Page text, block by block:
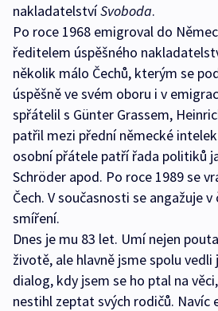
nakladatelstvíSvoboda.
Po roce 1968 emigroval do
ředitelem úspěšného
několik málo Čechů, kterým se
úspěšně ve svém oboru i v
spřátelil s Günter Grassem,
patřil mezi přední německé
osobní přátele patří řada politiků
Schröder apod. Po roce 1989 se
Čech. V současnosti se angažuje
smíření.
Dnes je mu 83 let. Umí nejen
životě, ale hlavně jsme spolu
dialog, kdy jsem se ho ptal na
nestihl zeptat svých rodičů. Navíc